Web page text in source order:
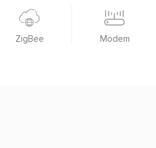
ZigBee Modem